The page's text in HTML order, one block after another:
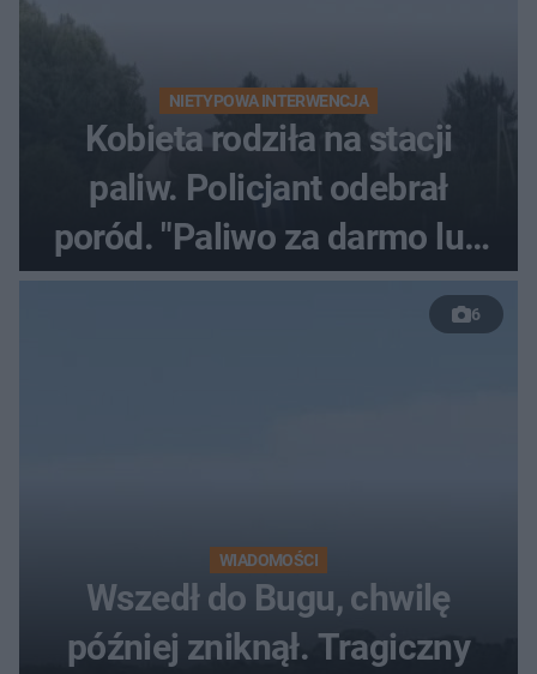
NIETYPOWA INTERWENCJA
Kobieta rodziła na stacji
paliw. Policjant odebrał
poród. "Paliwo za darmo lub
50 %!"
6
WIADOMOŚCI
Wszedł do Bugu, chwilę
później zniknął. Tragiczny